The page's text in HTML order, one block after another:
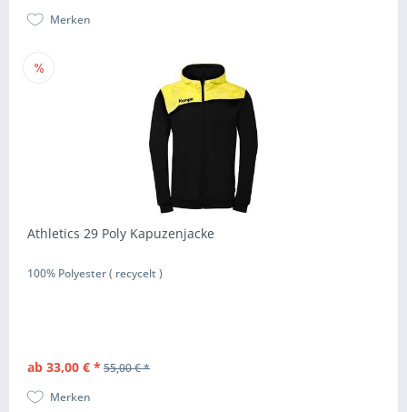
Merken
Athletics 29 Poly Kapuzenjacke
100% Polyester ( recycelt )
ab 33,00 € * 55,00 € *
Merken